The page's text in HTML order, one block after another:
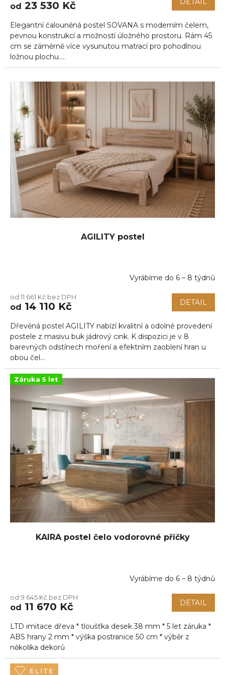
je
z
5
hvězdiček.
od 23 530 Kč
Elegantní čalouněná postel SOVANA s moderním čelem,
pevnou konstrukcí a možností úložného prostoru. Rám 45
cm se záměrně více vysunutou matrací pro pohodlnou
ložnou plochu....
AGILITY postel
produktu
je
z
5
hvězdiček.
Vyrábíme do 6 – 8 týdnů
od 11 661 Kč bez DPH
od 14 110 Kč DETAIL
Dřevěná postel AGILITY nabízí kvalitní a odolné provedení
postele z masivu buk jádrový cink. K dispozici je v 8
barevných odstínech moření a efektním zaoblení hran u
obou čel...
Záruka 5 let
KAIRA postel čelo vodorovné příčky
produktu
je
z
5
hvězdiček.
Vyrábíme do 6 – 8 týdnů
od 9 645 Kč bez DPH
od 11 670 Kč DETAIL
LTD imitace dřeva * tloušťka desek 38 mm * 5 let záruka *
ABS hrany 2 mm * výška postranice 50 cm * výběr z
několika dekorů